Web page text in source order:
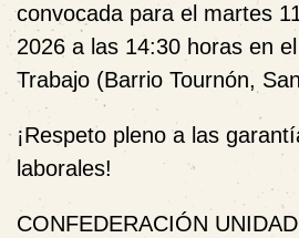
convocada para el martes
2026 a las 14:30 horas en
Trabajo (Barrio Tournón,
¡Respeto pleno a las
laborales!
CONFEDERACIÓN